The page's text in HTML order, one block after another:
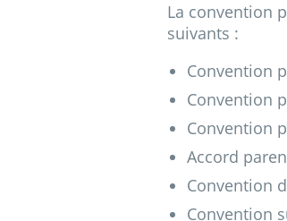
La convention
suivants :
Convention
Convention
Convention
Accord
Convention
Convention